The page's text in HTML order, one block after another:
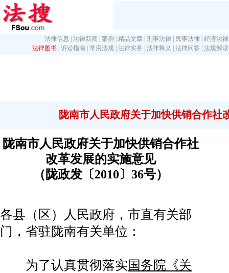
法律信息 法律新闻 案例 精品文章 刑事法律 民事法律 经济法律
法律图书 诉讼指南 常用法规 法律实务 法律释义 法律问答 法规解读
陇南市人民政府关于加快供销合作社
陇南市人民政府关于加快供销合作社
改革发展的实施意见
（陇政发〔2010〕36号）
各县（区）人民政府，市直有关部
门，省驻陇南有关单位：
为了认真贯彻落实国务院《关